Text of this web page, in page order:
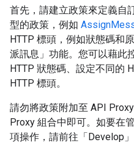
首先，請建立政策來定義自
型的政策，例如
HTTP 標頭，例如狀態碼和
派訊息」功能。您可以藉此
HTTP 狀態碼、設定不同的
HTTP 標頭。
請勿將政策附加至 API
Proxy 組合中即可。如要在
項操作，請前往「Develop